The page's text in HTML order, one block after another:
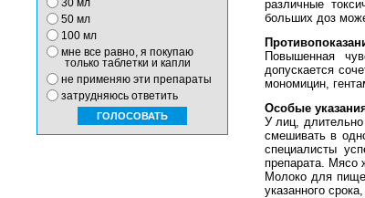
30 мл
50 мл
100 мл
мне все равно, я покупаю
только таблетки и капли
не применяю эти препараты
затрудняюсь ответить
различные
больших доз
Повышенная
допускается
мономицин,
Особые
У лиц,
смешивать в
специалисты
препарата. Мясо
Молоко для
указанного